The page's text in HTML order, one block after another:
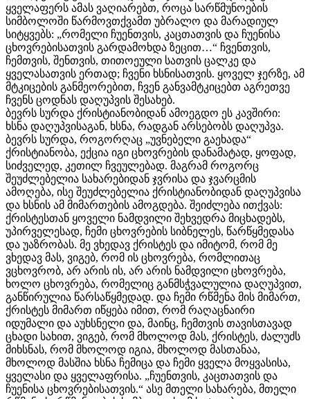
ყველაფერს ამას ვაღიარებთ, როცა სარწმუნოების
სიმბოლოში წარმოვთქვამთ უბრალო და მარადიულ
სიტყვებს: „რომელი ჩუენთვის, კაცთათვის და ჩუენისა
ცხოვრებისათვის გარდამოხდა ზეცით…“ ჩვენთვის,
ჩემთვის, შენთვის, თითოეული სათვის ცალკე და
ყველასათვის ერთად; ჩვენი ხსნისათვის. ყოველ ჯერზე, ამ
მტკიცების განმეორებით, ჩვენ განვამტკიცებთ აგრეთვე
ჩვენს ცოდნას დაღუპვის შესახებ.
ბევრს სურდა ქრისტიანობიდან ამოეგდო ეს კავშირი:
ხსნა დაღუპვისაგან, ხსნა, რადგან არსებობს დაღუპვა.
ბევრს სურდა, როგორღაც „უვნებელი გაეხადა“
ქრისტიანობა, ექცია იგი ცხოვრების დანამატად, ყოფად,
სიძველედ, კეთილ ჩვეულებად. მაგრამ როგორც
შეუძლებელია სახარებიდან ჯვრისა და ჯვარცმის
ამოღება, ისე შეუძლებელია ქრისტიანობიდან დაღუპვისა
და ხსნის ამ მიმართების ამოგდება. შეიძლება ითქვას:
ქრისტესთან ყოველი ნამდვილი შეხვედრა მიცხადებს,
უპირველესად, ჩემი ცხოვრების სიბნელეს, წარწყმედასა
და უაზრობას. მე ვხედავ ქრისტეს და იმიტომ, რომ მე
ვხედავ მას, ვიგებ, რომ ის ცხოვრება, რომლითაც
ვცხოვრობ, არ არის ის, არ არის ნამდვილი ცხოვრება,
ხოლო ცხოვრება, რომელიც განმსჭვალულია დაღუპვით,
განწირულია წარსაწყმედად. და ჩემი რწმენა მის მიმართ,
ქრისტეს მიმართ იწყება იმით, რომ რაღაცნაირი
იდუმალი და აუხსნელი და, მაინც, ჩემთვის თავისთავად
ცხადი სახით, ვიგებ, რომ მხოლოდ მას, ქრისტეს, ძალუძს
მიხსნას, რომ მხოლოდ იგია, მხოლოდ მასთანაა,
მხოლოდ მასშია ხსნა ჩემიცა და ჩემი ყველა მოყვასისა,
ყველასი და ყველაფრისა. „ჩუენთვის, კაცთათვის და
ჩუენისა ცხოვრებისათვის.“ ასე მთელი სახარება, მთელი